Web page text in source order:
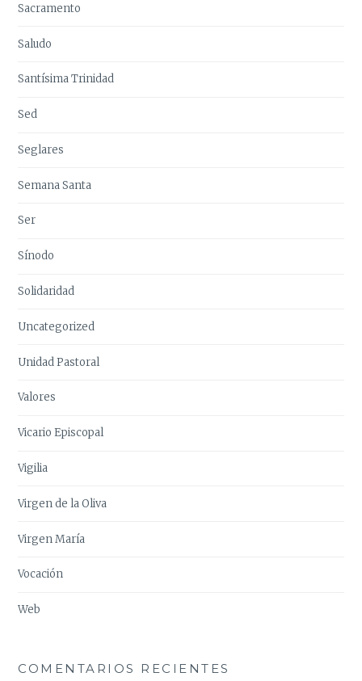
Sacramento
Saludo
Santísima Trinidad
Sed
Seglares
Semana Santa
Ser
Sínodo
Solidaridad
Uncategorized
Unidad Pastoral
Valores
Vicario Episcopal
Vigilia
Virgen de la Oliva
Virgen María
Vocación
Web
COMENTARIOS RECIENTES